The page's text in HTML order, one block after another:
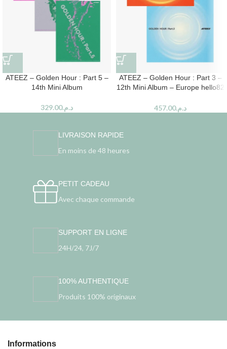
ATEEZ – Golden Hour : Part 5 –
14th Mini Album
د.م.329.00
ATEEZ – Golden Hour : Part 3 –
12th Mini Album – Europe hello82
د.م.457.00
LIVRAISON RAPIDE
En moins de 48 heures
PETIT CADEAU
Avec chaque commande
SUPPORT EN LIGNE
24H/24, 7J/7
100% AUTHENTIQUE
Produits 100% originaux
Informations